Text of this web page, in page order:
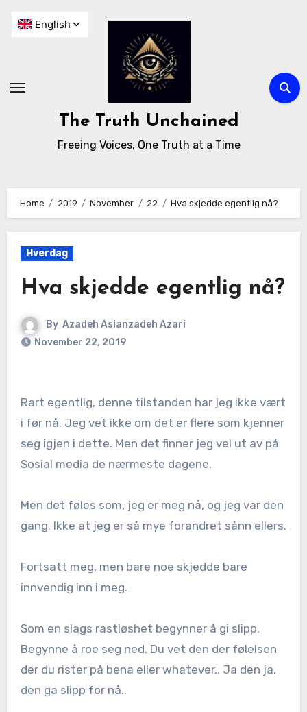
The Truth Unchained
Freeing Voices, One Truth at a Time
Home 2019 November 22 Hva skjedde egentlig nå?
Hverdag
Hva skjedde egentlig nå?
By Azadeh Aslanzadeh Azari
November 22, 2019
Rart egentlig, denne tilstanden har jeg ikke vært
i før nå. Jeg vet ikke om det er flere som kjenner
seg igjen i dette. Men det finner jeg vel ut av på
Sosial media de nærmeste dagene.
Men det føles som, jeg er meg nå, og jeg var den
gang. Ikke at jeg er så mye forandret sånn ellers.
Fortsatt meg, men bare noe skjedde bare
innvendig inn i meg.
Som en slags rastløshet begynner å gi slipp.
Begynne å roe seg ned. Du vet den der følelsen
der du rister på bena eller whatever.. Ja den ja,
den ga slipp for nå..